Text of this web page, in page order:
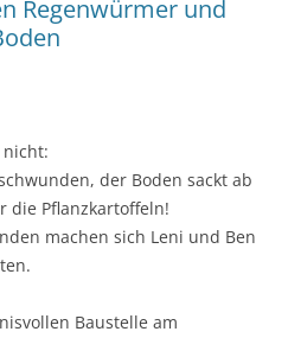
Regenwürmer und
nicht:
der Boden sackt ab
die Pflanzkartoffeln!
machen sich Leni und Ben
Baustelle am